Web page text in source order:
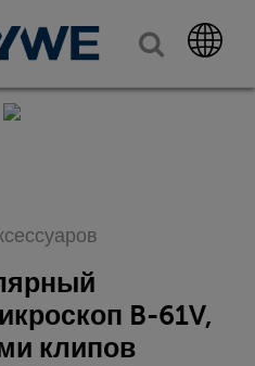
B-61V,
клипов